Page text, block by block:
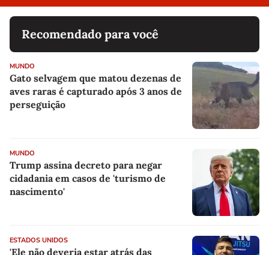
Recomendado para você
MUNDO
Gato selvagem que matou dezenas de
aves raras é capturado após 3 anos de
perseguição
MUNDO
Trump assina decreto para negar
cidadania em casos de 'turismo de
nascimento'
ESTADOS UNIDOS
'Ele não deveria estar atrás das